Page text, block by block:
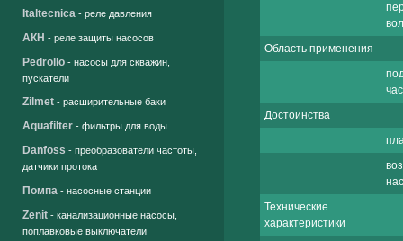
Italtecnica - реле давления
АКН - реле защиты насосов
Pedrollo - насосы для скважин,
пускатели
Zilmet - расширительные баки
Aquafilter - фильтры для воды
Danfoss - преобразователи частоты,
датчики протока
Помпа - насосные станции
Zenit - канализационные насосы,
поплавковые выключатели
Область применения
Достоинства
Технические
характеристики